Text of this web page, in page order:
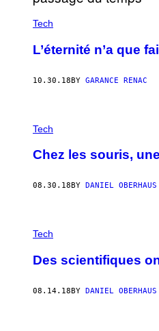
Tech
L’éternité n’a que
10.30.18BY GARANCE RENAC
Tech
Chez les souris,
08.30.18 BY DANIEL OBERHAUS
Tech
Des scientifiques
08.14.18BY DANIEL OBERHAUS